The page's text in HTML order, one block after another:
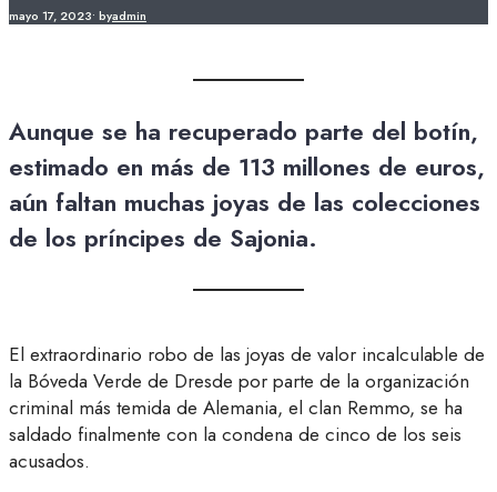
mayo 17, 2023• byadmin
Aunque se ha recuperado parte del botín,
estimado en más de 113 millones de euros,
aún faltan muchas joyas de las colecciones
de los príncipes de Sajonia.
El extraordinario robo de las joyas de valor incalculable de
la Bóveda Verde de Dresde por parte de la organización
criminal más temida de Alemania, el clan Remmo, se ha
saldado finalmente con la condena de cinco de los seis
acusados.